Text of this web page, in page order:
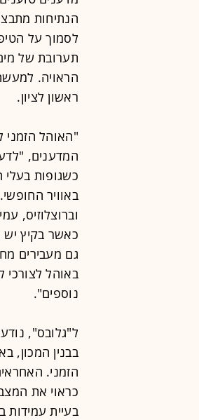
הנתיחות
לסמוך על
תערובת של
הראויה.
ראשון לציון.
"האוהל הזמני
המדענים,
כשגופות
באוויר
וברוצלוזיס,
כאשר בקיץ יש
גם מעבירים
באוהל לצורכי
נוספים".
ל"גלובס",
בבנין המכון,
הזמני.
כראוי את
בעיית